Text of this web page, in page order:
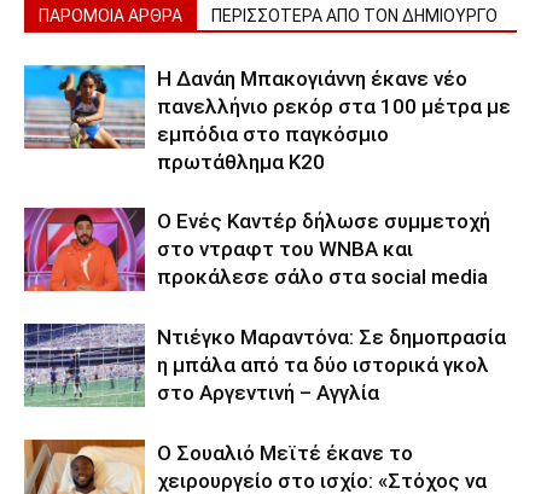
ΠΑΡΟΜΟΙΑ ΑΡΘΡΑ ΠΕΡΙΣΣΟΤΕΡΑ ΑΠΟ ΤΟΝ ΔΗΜΙΟΥΡΓΟ
Η Δανάη Μπακογιάννη έκανε νέο
πανελλήνιο ρεκόρ στα 100 μέτρα με
εμπόδια στο παγκόσμιο
πρωτάθλημα Κ20
Ο Ενές Καντέρ δήλωσε συμμετοχή
στο ντραφτ του WNBA και
προκάλεσε σάλο στα social media
Ντιέγκο Μαραντόνα: Σε δημοπρασία
η μπάλα από τα δύο ιστορικά γκολ
στο Αργεντινή – Αγγλία
Ο Σουαλιό Μεϊτέ έκανε το
χειρουργείο στο ισχίο: «Στόχος να